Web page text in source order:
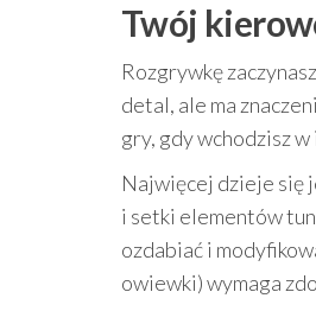
Twój
Rozgrywkę
detal, ale ma
gry, gdy wchodzisz
Najwięcej dzieje się
i setki elementów
ozdabiać i
owiewki) wymaga